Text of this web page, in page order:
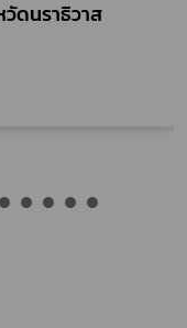
ดนราธิวาส